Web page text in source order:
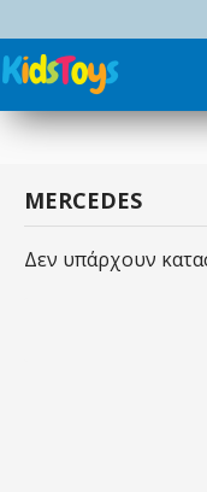
MERCEDES
Δεν υπάρχουν